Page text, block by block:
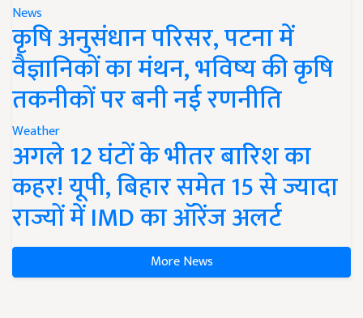
News
कृषि अनुसंधान परिसर, पटना में
वैज्ञानिकों का मंथन, भविष्य की कृषि
तकनीकों पर बनी नई रणनीति
Weather
अगले 12 घंटों के भीतर बारिश का
कहर! यूपी, बिहार समेत 15 से ज्यादा
राज्यों में IMD का ऑरेंज अलर्ट
More News